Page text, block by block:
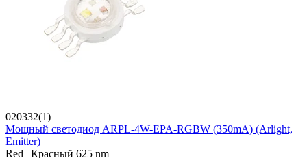
020332(1)
Мощный светодиод ARPL-4W-EPA-RGBW (350mA) (Arlight,
Emitter)
Red | Красный 625 nm